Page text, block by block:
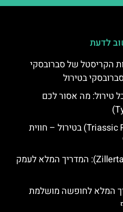
לדעת
הקריסטל של סברובסקי
בטירול
טירול: מה אסור לכם
פארק הדינוזאורים (Triassic Park) בטירול – חווית
אטרקציות בעמק צילר (Zillertal): המדריך המלא לעמק
המלא לחופשה מושלמת